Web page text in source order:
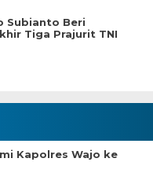
Subianto Beri
Tiga Prajurit TNI
Kapolres Wajo ke